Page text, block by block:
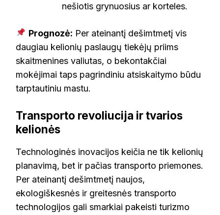
nešiotis grynuosius ar korteles.
Prognozė: Per ateinantį dešimtmetį vis
daugiau kelionių paslaugų tiekėjų priims
skaitmenines valiutas, o bekontakčiai
mokėjimai taps pagrindiniu atsiskaitymo būdu
tarptautiniu mastu.
Transporto revoliucija ir tvarios
kelionės
Technologinės inovacijos keičia ne tik kelionių
planavimą, bet ir pačias transporto priemones.
Per ateinantį dešimtmetį naujos,
ekologiškesnės ir greitesnės transporto
technologijos gali smarkiai pakeisti turizmo